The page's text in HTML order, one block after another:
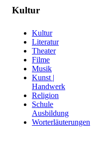
Kultur
Kultur
Literatur
Theater
Filme
Musik
Kunst |
Handwerk
Religion
Schule
Ausbildung
Worterläuterungen